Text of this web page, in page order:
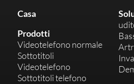
Casa
Prodotti
Videotelefono normale
Sottotitoli
Videotelefono
Sottotitoli telefono